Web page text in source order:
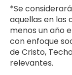
*Se
aquellas en las
menos un año
con enfoque
de Cristo,
relevantes.